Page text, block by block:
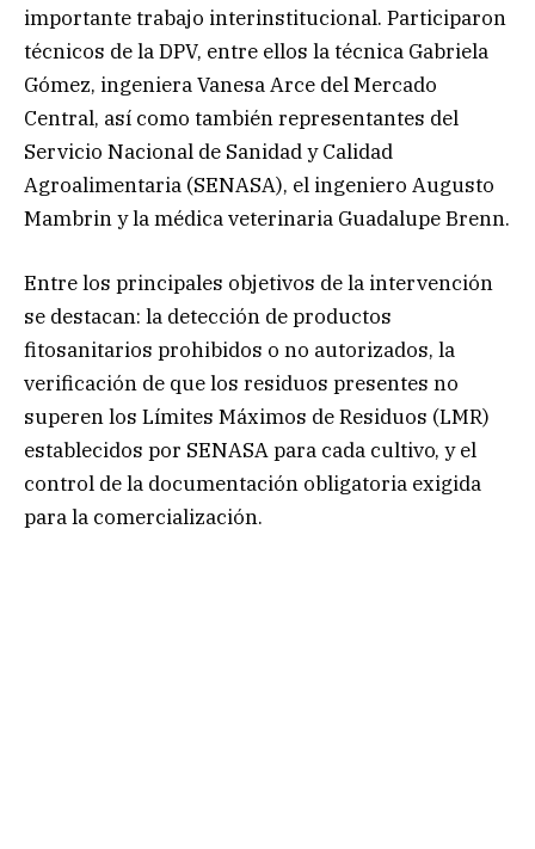
importante trabajo interinstitucional. Participaron
técnicos de la DPV, entre ellos la técnica Gabriela
Gómez, ingeniera Vanesa Arce del Mercado
Central, así como también representantes del
Servicio Nacional de Sanidad y Calidad
Agroalimentaria (SENASA), el ingeniero Augusto
Mambrin y la médica veterinaria Guadalupe Brenn.
Entre los principales objetivos de la intervención
se destacan: la detección de productos
fitosanitarios prohibidos o no autorizados, la
verificación de que los residuos presentes no
superen los Límites Máximos de Residuos (LMR)
establecidos por SENASA para cada cultivo, y el
control de la documentación obligatoria exigida
para la comercialización.